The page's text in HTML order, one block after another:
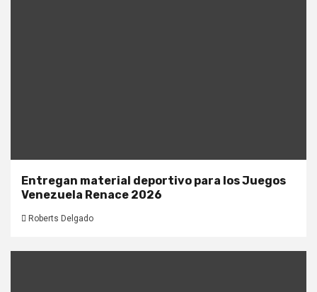
Entregan material deportivo para los Juegos
Venezuela Renace 2026
Roberts Delgado